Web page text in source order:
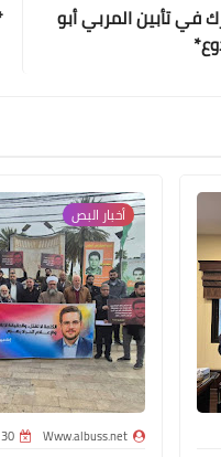
في تأبين المربي أبو
أخبار ‏البص
Www.albuss.net 30 يناير 2026